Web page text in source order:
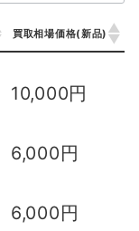
買取相場価格(新品)
10,000円
6,000円
6,000円